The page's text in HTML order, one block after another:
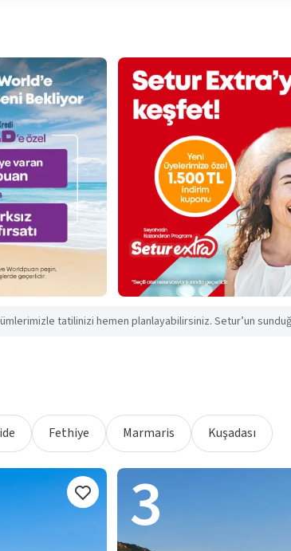
tatilinizi hemen planlayabilirsiniz. Setur’un
Fethiye Marmaris Kuşadası
3